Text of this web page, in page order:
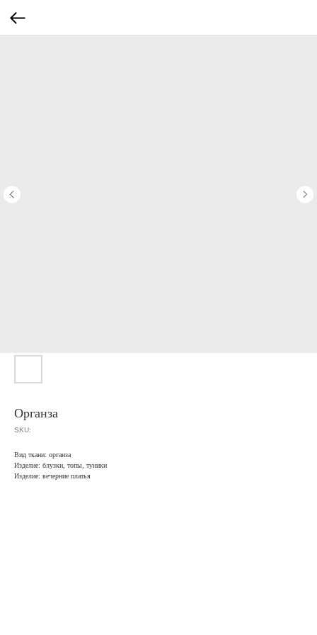
Органза
SKU:
Вид ткани: органза
Изделие: блузки, топы, туники
Изделие: вечерние платья